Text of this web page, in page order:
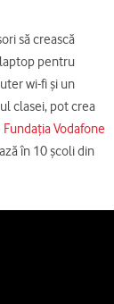
să crească
pentru
wi-fi și un
clasei, pot crea
Fundația Vodafone
în 10 școli din